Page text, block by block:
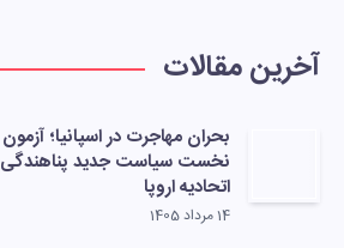
آخرین مقالات
بحران مهاجرت در اسپانیا؛ آزمون
نخست سیاست جدید پناهندگی
اتحادیه اروپا
14 مرداد 1405